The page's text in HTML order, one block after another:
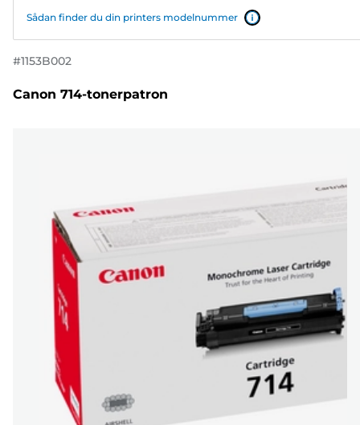
Sådan finder du din printers modelnummer
#1153B002
Canon 714-tonerpatron